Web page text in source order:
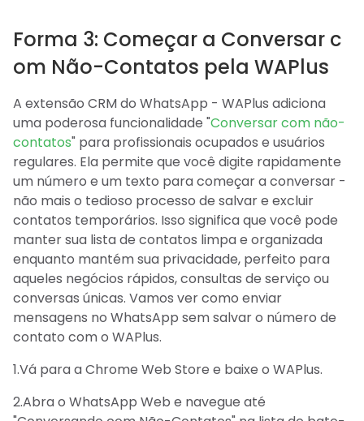
Forma 3: Começar a Conversar c
om Não-Contatos pela WAPlus
A extensão CRM do WhatsApp - WAPlus adiciona
uma poderosa funcionalidade "Conversar com não-
contatos" para profissionais ocupados e usuários
regulares. Ela permite que você digite rapidamente
um número e um texto para começar a conversar -
não mais o tedioso processo de salvar e excluir
contatos temporários. Isso significa que você pode
manter sua lista de contatos limpa e organizada
enquanto mantém sua privacidade, perfeito para
aqueles negócios rápidos, consultas de serviço ou
conversas únicas. Vamos ver como enviar
mensagens no WhatsApp sem salvar o número de
contato com o WAPlus.
1.Vá para a Chrome Web Store e baixe o WAPlus.
2.Abra o WhatsApp Web e navegue até